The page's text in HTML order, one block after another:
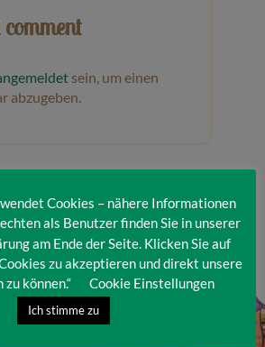
sein, um einen
abzugeben.
Cookies – nähere Informationen
als Benutzer finden Sie in unserer
am Ende der Seite. Klicken Sie auf
Cookies zu akzeptieren und direkt unsere
können.“
Cookie Einstellungen
Ich stimme zu